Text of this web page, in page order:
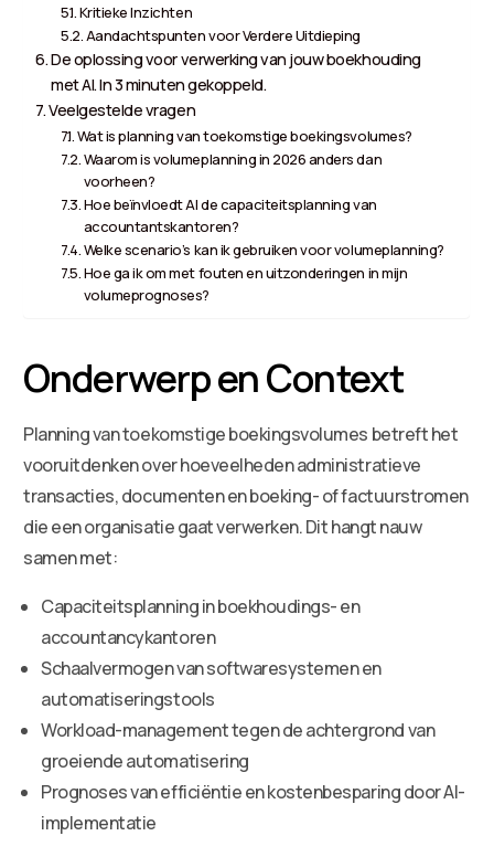
Kritieke Inzichten
Aandachtspunten voor Verdere Uitdieping
De oplossing voor verwerking van jouw boekhouding
met AI. In 3 minuten gekoppeld.
Veelgestelde vragen
Wat is planning van toekomstige boekingsvolumes?
Waarom is volumeplanning in 2026 anders dan
voorheen?
Hoe beïnvloedt AI de capaciteitsplanning van
accountantskantoren?
Welke scenario’s kan ik gebruiken voor volumeplanning?
Hoe ga ik om met fouten en uitzonderingen in mijn
volumeprognoses?
Onderwerp en Context
Planning van toekomstige boekingsvolumes betreft het
vooruitdenken over hoeveelheden administratieve
transacties, documenten en boeking- of factuurstromen
die een organisatie gaat verwerken. Dit hangt nauw
samen met:
Capaciteitsplanning in boekhoudings- en
accountancykantoren
Schaalvermogen van softwaresystemen en
automatiseringstools
Workload-management tegen de achtergrond van
groeiende automatisering
Prognoses van efficiëntie en kostenbesparing door AI-
implementatie